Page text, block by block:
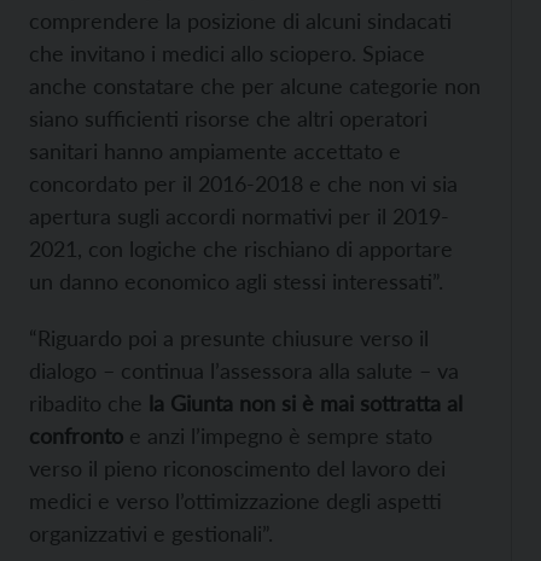
comprendere la posizione di alcuni sindacati
che invitano i medici allo sciopero. Spiace
anche constatare che per alcune categorie non
siano sufficienti risorse che altri operatori
sanitari hanno ampiamente accettato e
concordato per il 2016-2018 e che non vi sia
apertura sugli accordi normativi per il 2019-
2021, con logiche che rischiano di apportare
un danno economico agli stessi interessati”.
“Riguardo poi a presunte chiusure verso il
dialogo – continua l’assessora alla salute – va
ribadito che la Giunta non si è mai sottratta al
confronto e anzi l’impegno è sempre stato
verso il pieno riconoscimento del lavoro dei
medici e verso l’ottimizzazione degli aspetti
organizzativi e gestionali”.